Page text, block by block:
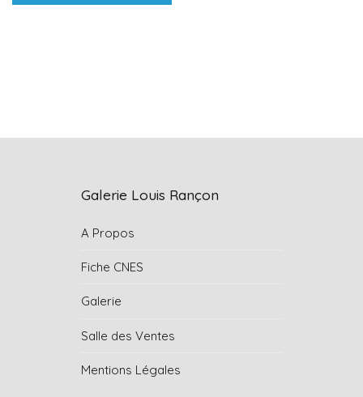
Galerie Louis Rançon
A Propos
Fiche CNES
Galerie
Salle des Ventes
Mentions Légales